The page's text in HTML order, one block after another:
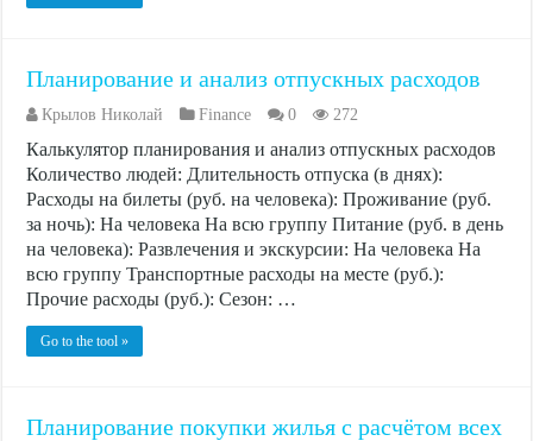
Планирование и анализ отпускных расходов
Крылов Николай Finance 0 272
Калькулятор планирования и анализ отпускных расходов
Количество людей: Длительность отпуска (в днях):
Расходы на билеты (руб. на человека): Проживание (руб.
за ночь): На человека На всю группу Питание (руб. в день
на человека): Развлечения и экскурсии: На человека На
всю группу Транспортные расходы на месте (руб.):
Прочие расходы (руб.): Сезон: …
Go to the tool »
Планирование покупки жилья с расчётом всех